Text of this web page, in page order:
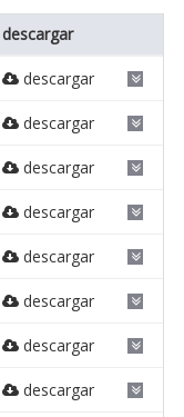
descargar
descargar
descargar
descargar
descargar
descargar
descargar
descargar
descargar